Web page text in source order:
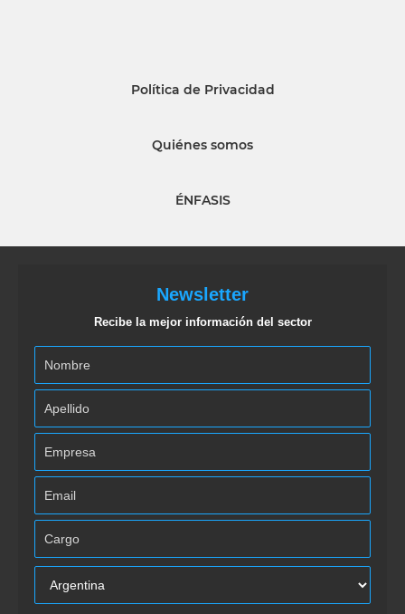
Política de Privacidad
Quiénes somos
ÉNFASIS
Newsletter
Recibe la mejor información del sector